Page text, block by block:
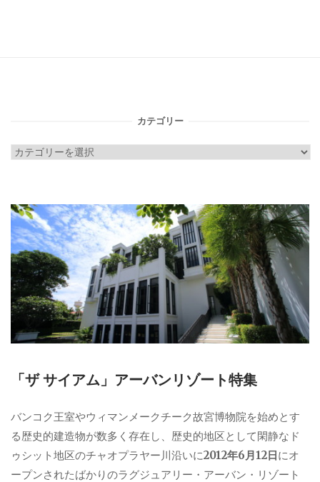
カテゴリー
カ
リ
ー
「ザ サイアム」アーバンリゾート特集
バンコク王室やウィマンメークチーク故宮博物院を始めとす
る歴史的建造物が数多く存在し、歴史的地区として閑静なド
ゥシット地区のチャオプラヤー川沿いに2012年6月12日にオ
ープンされたばかりのラグジュアリー・アーバン・リゾート